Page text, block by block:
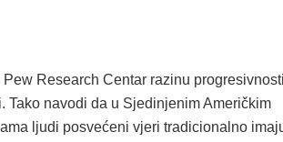
Research Centar razinu
Tako navodi da u Sjedinjenim Američkim
ljudi posvećeni vjeri tradicionalno